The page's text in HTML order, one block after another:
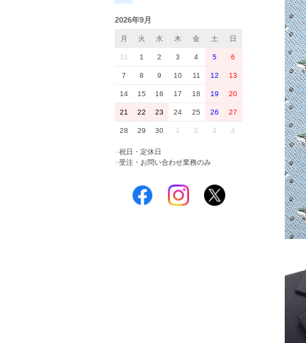
2026年9月
月 火 水 木 金 土 日
31 1 2 3 4 5 6
7 8 9 10 11 12 13
14 15 16 17 18 19 20
21 22 23 24 25 26 27
28 29 30 1 2 3 4
祝日・定休日
■受注・お問い合わせ業務のみ